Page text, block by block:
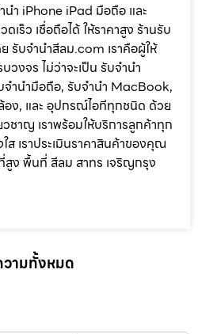
นำ iPhone iPad มือถือ และ
เร็ว เชื่อถือได้ ให้ราคาสูง ร้านรับ
รับจํานําสีลม.com เราคือผู้ให้
วงจร ไม่ว่าจะเป็น รับจำนำ
ำนำมือถือ, รับจำนำ MacBook,
อง, และ อุปกรณ์ไอทีทุกชนิด ด้วย
ชาญ เราพร้อมให้บริการลูกค้าทุก
เราประเมินราคาสินค้าของคุณ
สูง พื้นที่ สีลม สาทร เจริญกรุง
ามทั้งหมด